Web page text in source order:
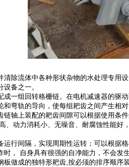
流体中各种形状杂物的水处理专用
备之一。
组回转格栅链。在电机减速器的驱动
轨的导向，使每组耙齿之间产生相对
上装配的耙齿间隙可以根据使用条件
、动力消耗小、无噪音、耐腐蚀性能
间隔，实现周期性运转；可以根据格
自身具有很强的自净能力，不会发生
成的独特形耙齿,按必须的排序顺序